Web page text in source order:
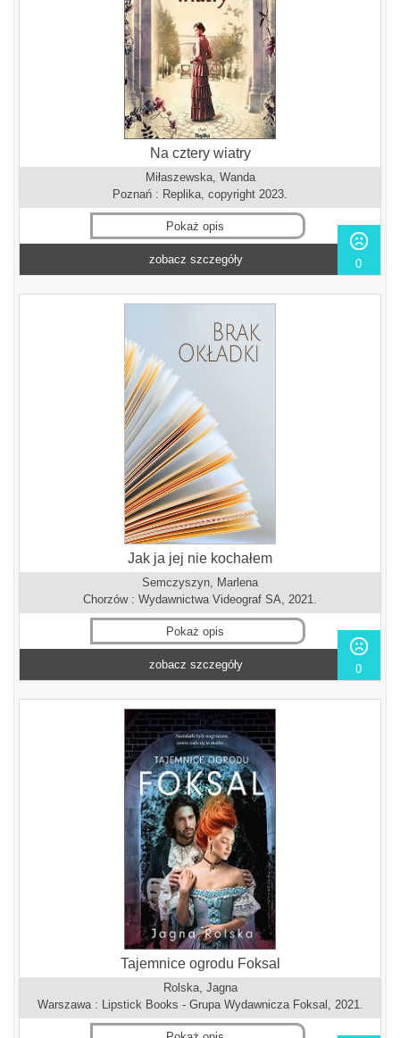
Na cztery wiatry
Miłaszewska, Wanda
Poznań : Replika, copyright 2023.
Pokaż opis
0
zobacz szczegóły
Jak ja jej nie kochałem
Semczyszyn, Marlena
Chorzów : Wydawnictwa Videograf SA, 2021.
Pokaż opis
0
zobacz szczegóły
Tajemnice ogrodu Foksal
Rolska, Jagna
Warszawa : Lipstick Books - Grupa Wydawnicza Foksal, 2021.